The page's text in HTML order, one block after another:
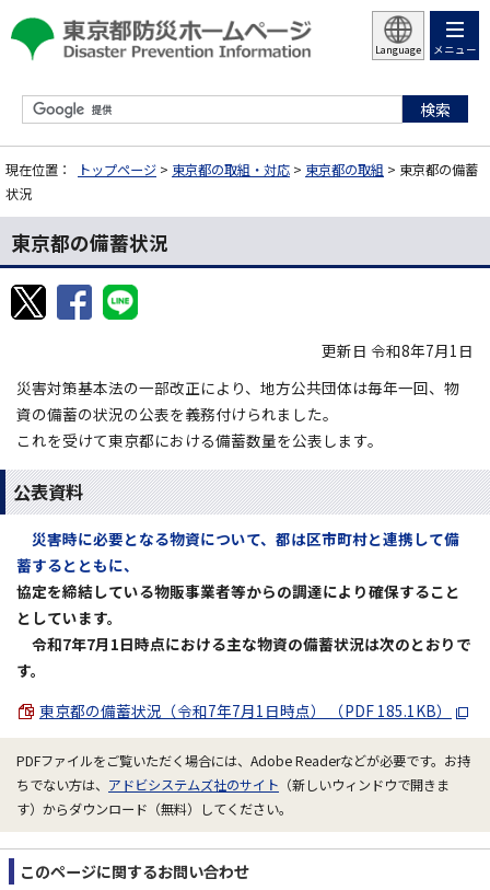
Language メニュー
現在位置： トップページ > 東京都の取組・対応 > 東京都の取組 > 東京都の備蓄
状況
東京都の備蓄状況
更新日 令和8年7月1日
災害対策基本法の一部改正により、地方公共団体は毎年一回、物
資の備蓄の状況の公表を義務付けられました。
これを受けて東京都における備蓄数量を公表します。
公表資料
災害時に必要となる物資について、都は区市町村と連携して備
蓄するとともに、
協定を締結している物販事業者等からの調達により確保すること
としています。
令和7年7月1日時点における主な物資の備蓄状況は次のとおりで
す。
東京都の備蓄状況（令和7年7月1日時点） （PDF 185.1KB）
PDFファイルをご覧いただく場合には、Adobe Readerなどが必要です。お持
ちでない方は、 アドビシステムズ社のサイト （新しいウィンドウで開きま
す）からダウンロード（無料）してください。
このページに関するお問い合わせ